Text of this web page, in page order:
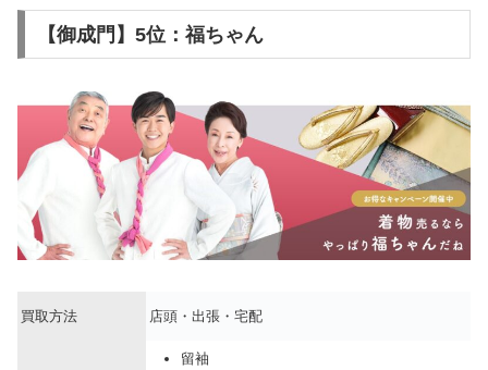
【御成門】5位：福ちゃん
買取方法 店頭・出張・宅配
留袖